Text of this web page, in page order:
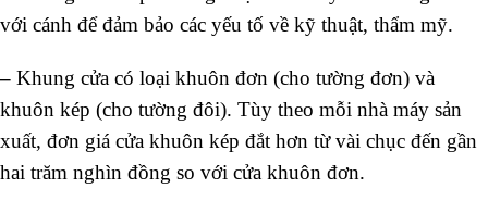
với cánh để đảm bảo các yếu tố về kỹ thuật, thẩm mỹ.
– Khung cửa có loại khuôn đơn (cho tường đơn) và
khuôn kép (cho tường đôi). Tùy theo mỗi nhà máy sản
xuất, đơn giá cửa khuôn kép đắt hơn từ vài chục đến gần
hai trăm nghìn đồng so với cửa khuôn đơn.